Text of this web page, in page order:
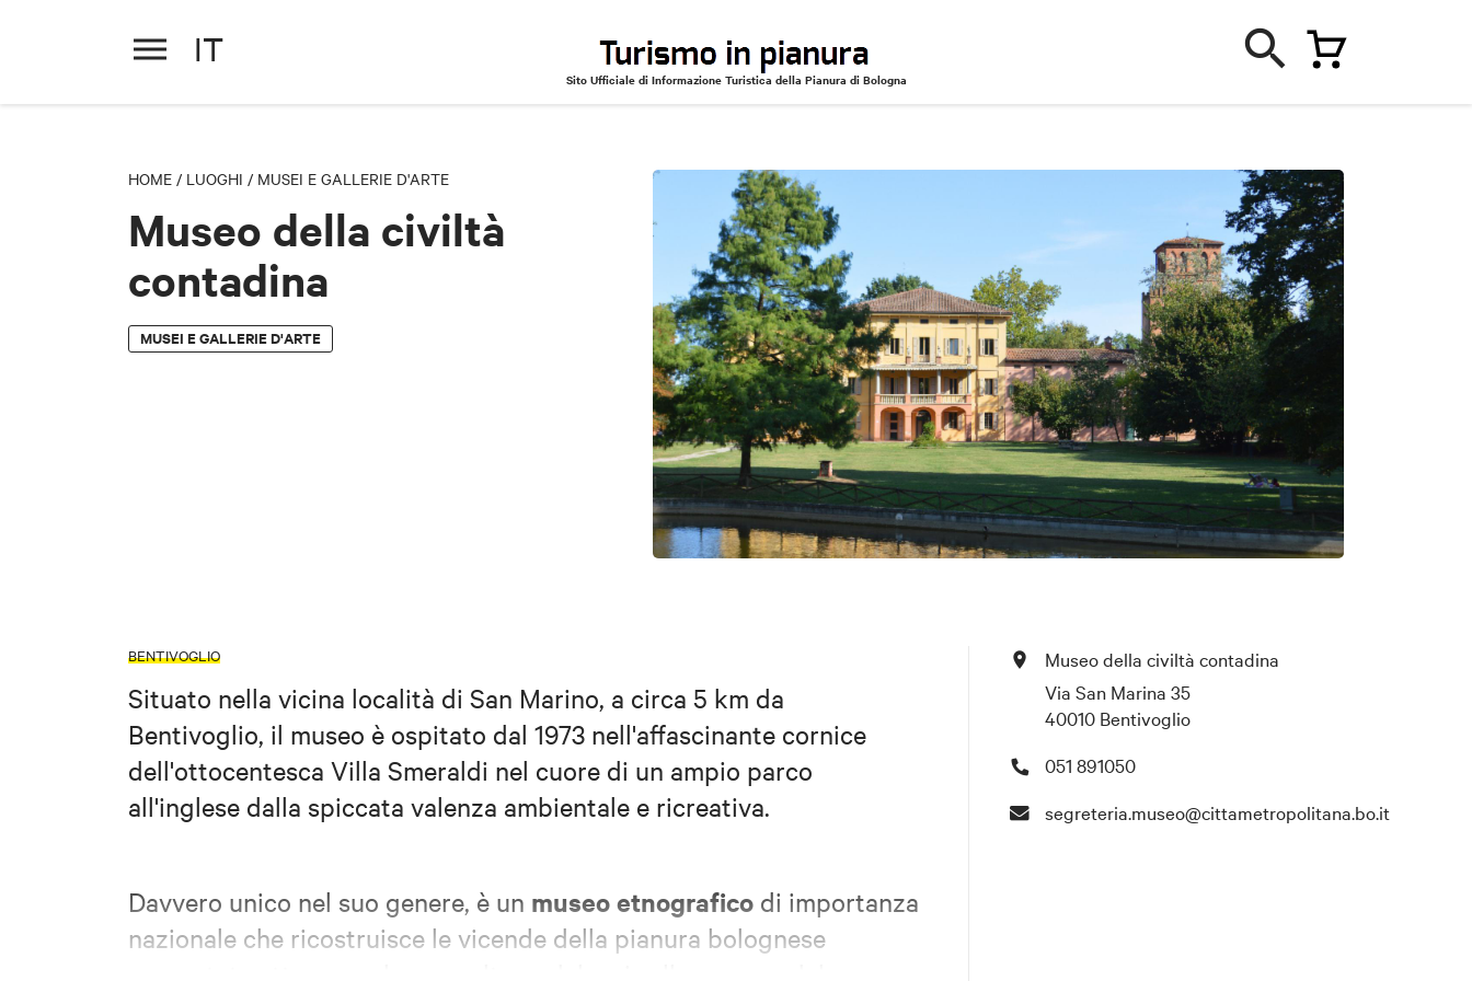
IT
Sito Ufficiale di Informazione Turistica della Pianura di Bologna
HOME / LUOGHI / MUSEI E GALLERIE D'ARTE
Museo della civiltà
contadina
MUSEI E GALLERIE D'ARTE
BENTIVOGLIO
Situato nella vicina località di San Marino, a circa 5 km da
Bentivoglio, il museo è ospitato dal 1973 nell'affascinante cornice
dell'ottocentesca Villa Smeraldi nel cuore di un ampio parco
all'inglese dalla spiccata valenza ambientale e ricreativa.
Davvero unico nel suo genere, è un museo etnografico di importanza
nazionale che ricostruisce le vicende della pianura bolognese
Museo della civiltà contadina
Via San Marina 35
40010 Bentivoglio
051 891050
segreteria.museo@cittametropolitana.bo.it